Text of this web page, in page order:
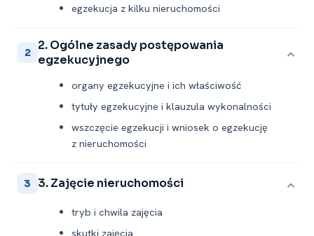
egzekucja z kilku nieruchomości
2
2. Ogólne zasady postępowania
egzekucyjnego
organy egzekucyjne i ich właściwość
tytuły egzekucyjne i klauzula wykonalności
wszczęcie egzekucji i wniosek o egzekucję
z nieruchomości
3 3. Zajęcie nieruchomości
tryb i chwila zajęcia
skutki zajęcia